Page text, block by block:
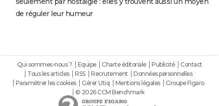
de réguler leur humeur
Qui sommes-nous ? Equipe Charte éditoriale Publicité
Contact
Tous les articles
RSS Recrutement
Données personnelles
Paramétrer les cookies
Gérer Utiq Mentions légales
Groupe Figaro
© 2026 CCM Benchmark